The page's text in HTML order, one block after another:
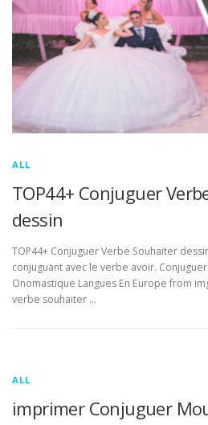
ALL
TOP44+ Conjuguer
dessin
TOP44+ Conjuguer Verbe Souhaiter
conjuguant avec le verbe avoir.
Onomastique Langues En Europe from
verbe souhaiter …
ALL
imprimer Conjuguer